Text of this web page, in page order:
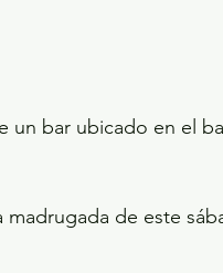
un bar ubicado en el
de este